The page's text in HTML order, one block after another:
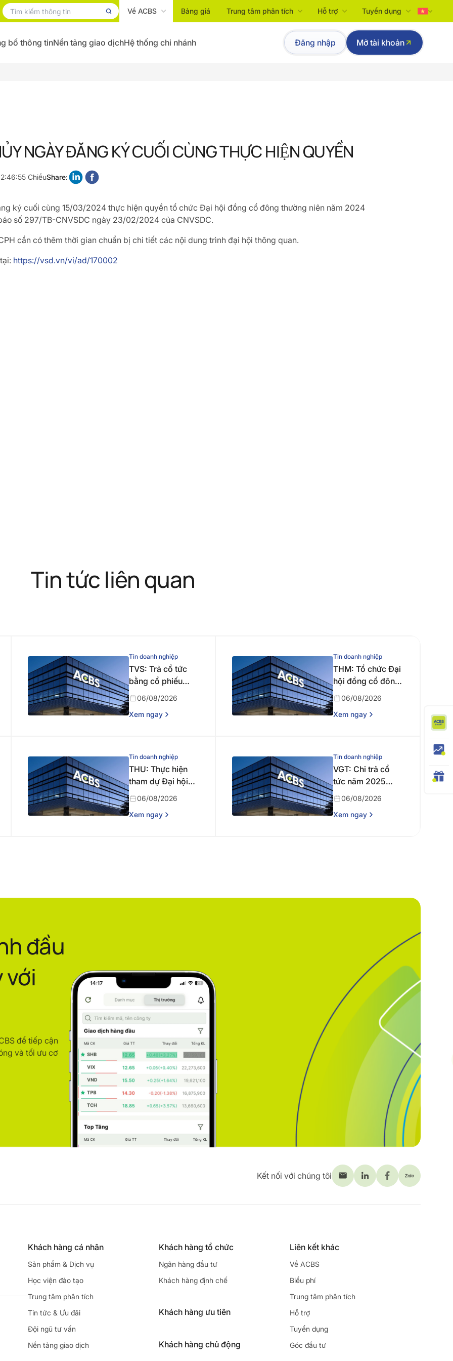
Về ACBS Bảng giá Trung tâm phân tích Hỗ trợ Tuyển dụng
Tiếng Việt
English
bố thông tinNền tảng giao dịchHệ thống chi nhánh Đăng nhập Mở tài khoản
NGÀY ĐĂNG KÝ CUỐI CÙNG THỰC HIỆN QUYỀN
ChiềuShare:
ký cuối cùng 15/03/2024 thực hiện quyền tổ chức Đại hội đồng cổ đông thường niên năm 2024
số 297/TB-CNVSDC ngày 23/02/2024 của CNVSDC.
cần có thêm thời gian chuẩn bị chi tiết các nội dung trình đại hội thông quan.
https://vsd.vn/vi/ad/170002
Tin tức liên quan
Tin doanh nghiệp
TVS: Trả cổ tức
bằng cổ phiếu
năm 2025
06/08/2026
Xem ngay
Tin doanh nghiệp
THM: Tổ chức Đại
hội đồng cổ đông
bất thường năm
2026
06/08/2026
Xem ngay
Tin doanh nghiệp
THU: Thực hiện
tham dự Đại hội
đồng cổ đông
thường niên năm
2026
06/08/2026
Xem ngay
Tin doanh nghiệp
VGT: Chi trả cổ
tức năm 2025
bằng tiền
06/08/2026
Xem ngay
đầu
với
để tiếp cận
và tối ưu cơ
Kết nối với chúng tôi
Khách hàng cá nhân
Sản phẩm & Dịch vụ
Học viện đào tạo
Trung tâm phân tích
Tin tức & Ưu đãi
Đội ngũ tư vấn
Nền tảng giao dịch
Khách hàng tổ chức
Ngân hàng đầu tư
Khách hàng định chế
Khách hàng ưu tiên
Khách hàng chủ động
Liên kết khác
Về ACBS
Biểu phí
Trung tâm phân tích
Hỗ trợ
Tuyển dụng
Góc đầu tư